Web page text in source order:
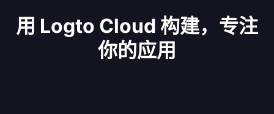
用 Logto Cloud 构建，专注
你的应用